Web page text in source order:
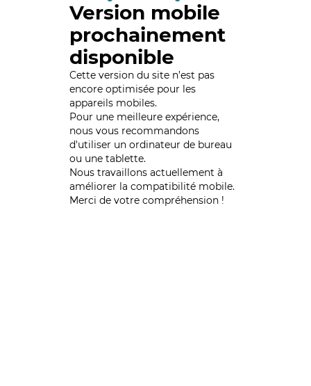
Version mobile
prochainement
disponible
Cette version du site n’est pas
encore optimisée pour les
appareils mobiles.
Pour une meilleure expérience,
nous vous recommandons
d'utiliser un ordinateur de bureau
ou une tablette.
Nous travaillons actuellement à
améliorer la compatibilité mobile.
Merci de votre compréhension !